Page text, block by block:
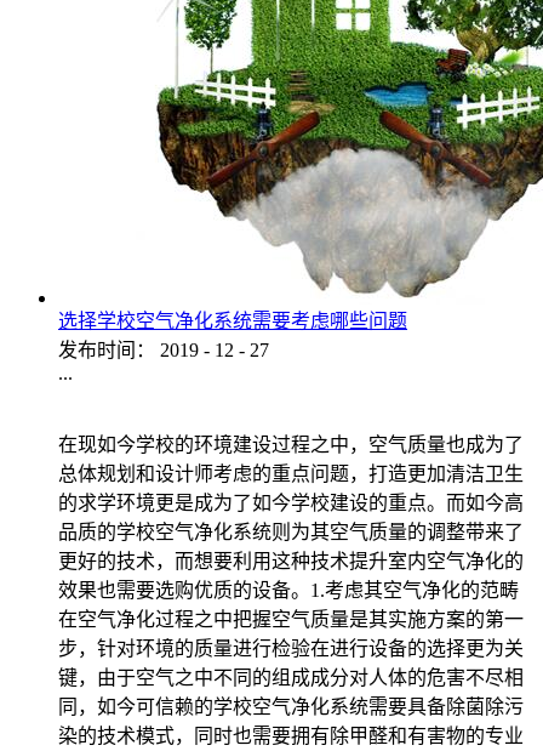
选择学校空气净化系统需要考虑哪些问题
发布时间：
2019 - 12 - 27
...
在现如今学校的环境建设过程之中，空气质量也成为了
总体规划和设计师考虑的重点问题，打造更加清洁卫生
的求学环境更是成为了如今学校建设的重点。而如今高
品质的学校空气净化系统则为其空气质量的调整带来了
更好的技术，而想要利用这种技术提升室内空气净化的
效果也需要选购优质的设备。1.考虑其空气净化的范畴
在空气净化过程之中把握空气质量是其实施方案的第一
步，针对环境的质量进行检验在进行设备的选择更为关
键，由于空气之中不同的组成成分对人体的危害不尽相
同，如今可信赖的学校空气净化系统需要具备除菌除污
染的技术模式，同时也需要拥有除甲醛和有害物的专业